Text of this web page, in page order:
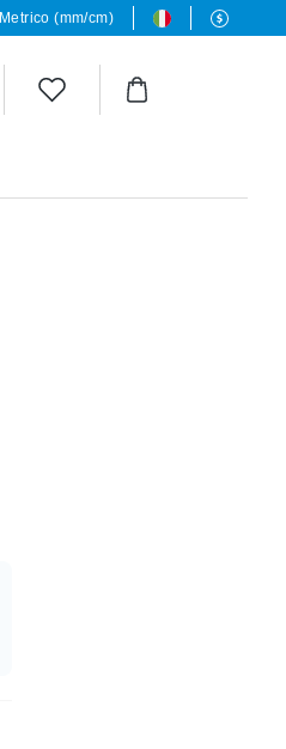
Metrico (mm/cm)